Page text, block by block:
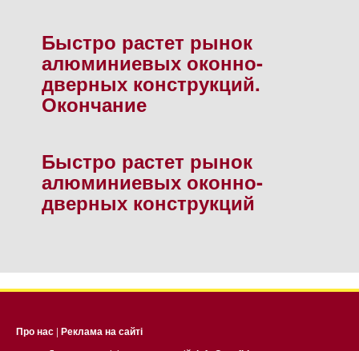
Быстро растет рынок
алюминиевых оконно-
дверных конструкций.
Окончание
Быстро растет рынок
алюминиевых оконно-
дверных конструкций
Про нас | Реклама на сайті